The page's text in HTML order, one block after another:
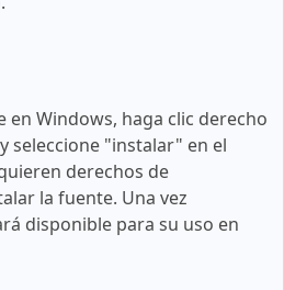
en Windows, haga clic derecho
seleccione "instalar" en el
derechos de
la fuente. Una vez
disponible para su uso en